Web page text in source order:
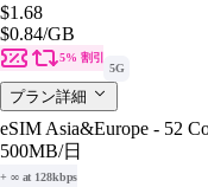
$1.68
$0.84/GB
5% 割引
5G
プラン詳細
eSIM Asia&Europe - 52
500MB/日
+ ∞ at 128kbps